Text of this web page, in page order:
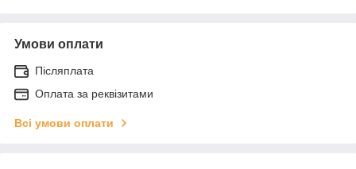
Умови оплати
Післяплата
Оплата за реквізитами
Всі умови оплати